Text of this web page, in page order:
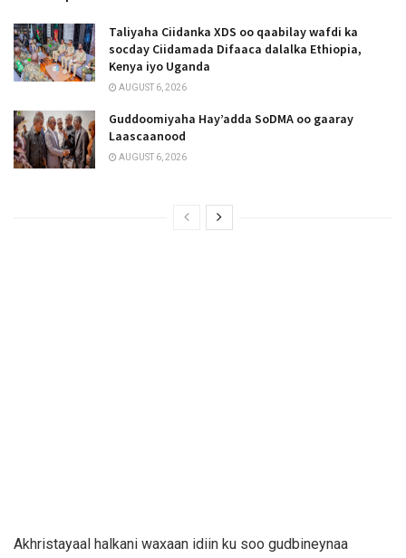
Taliyaha Ciidanka XDS oo qaabilay wafdi ka
socday Ciidamada Difaaca dalalka Ethiopia,
Kenya iyo Uganda
AUGUST 6, 2026
Guddoomiyaha Hay’adda SoDMA oo gaaray
Laascaanood
AUGUST 6, 2026
Akhristayaal halkani waxaan idiin ku soo gudbineynaa